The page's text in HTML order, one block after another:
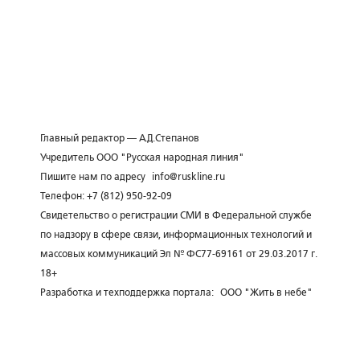
Главный редактор — А.Д.Степанов
Учредитель ООО "Русская народная линия"
Пишите нам по адресу
info@ruskline.ru
Телефон: +7 (812) 950-92-09
Свидетельство о регистрации СМИ в Федеральной службе
по надзору в сфере связи, информационных технологий и
массовых коммуникаций Эл № ФС77-69161 от 29.03.2017 г.
18+
Разработка и техподдержка портала: ООО "Жить в небе"